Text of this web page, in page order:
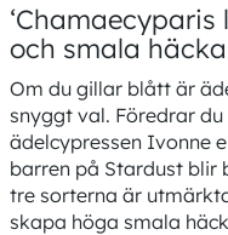
‘Chamaecyparis
och smala
Om du gillar blått är
snyggt val. Föredrar
ädelcypressen Ivonne
barren på Stardust blir
tre sorterna är
skapa höga smala